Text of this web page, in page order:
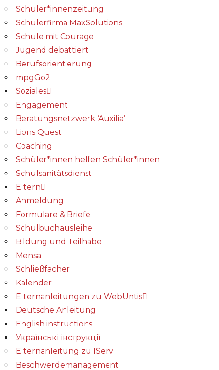
Schüler*innenzeitung
Schülerfirma MaxSolutions
Schule mit Courage
Jugend debattiert
Berufsorientierung
mpgGo2
Soziales
Engagement
Beratungsnetzwerk ‘Auxilia’
Lions Quest
Coaching
Schüler*innen helfen Schüler*innen
Schulsanitätsdienst
Eltern
Anmeldung
Formulare & Briefe
Schulbuchausleihe
Bildung und Teilhabe
Mensa
Schließfächer
Kalender
Elternanleitungen zu WebUntis
Deutsche Anleitung
English instructions
Українські інструкції
Elternanleitung zu IServ
Beschwerdemanagement